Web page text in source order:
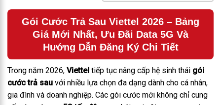
Gói Cước Trả Sau Viettel 2026 – Bảng
Giá Mới Nhất, Ưu Đãi Data 5G Và
Hướng Dẫn Đăng Ký Chi Tiết
Trong năm 2026, Viettel tiếp tục nâng cấp hệ sinh thái gói
cước trả sau với nhiều lựa chọn đa dạng dành cho cá nhân,
gia đình và doanh nghiệp. Các gói cước mới không chỉ cung